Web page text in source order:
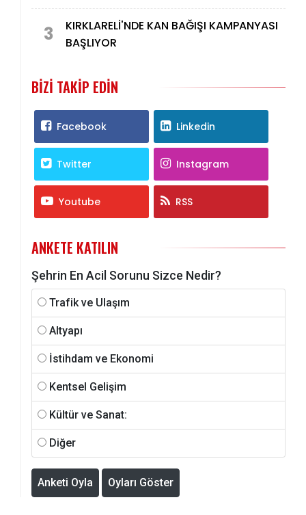
3
KIRKLARELİ'NDE KAN BAĞIŞI KAMPANYASI
BAŞLIYOR
BIZI TAKIP EDIN
Facebook Linkedin
Twitter Instagram
Youtube RSS
ANKETE KATILIN
Şehrin En Acil Sorunu Sizce Nedir?
Trafik ve Ulaşım
Altyapı
İstihdam ve Ekonomi
Kentsel Gelişim
Kültür ve Sanat:
Diğer
Anketi Oyla Oyları Göster